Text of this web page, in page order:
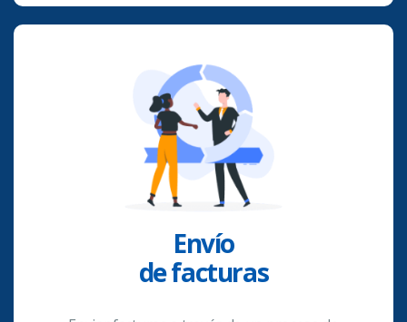
Envío
de facturas